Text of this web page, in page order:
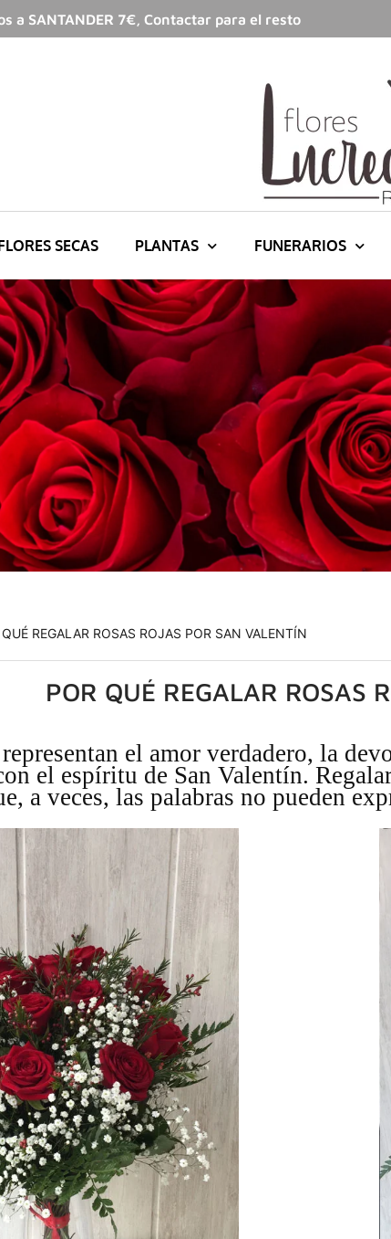
a SANTANDER 7€, Contactar para el resto
SECAS PLANTAS FUNERARIOS
REGALAR ROSAS ROJAS POR SAN VALENTÍN
POR QUÉ REGALAR ROSAS
el amor verdadero, la
el espíritu de San Valentín.
a veces, las palabras no pueden